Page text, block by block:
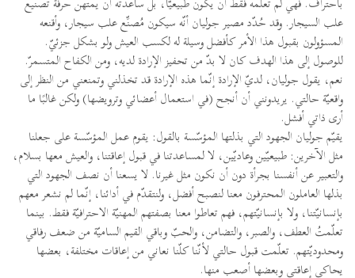
علب السيجار. وقد حُدّد مصير جوليان أنّه سيكون مُصنِّع علب سيجار، وأقنعه
المسؤولون بقبول هذا الأمر كأفضل وسيلة له لكسب العيش ولو بشكل جزئيّ.
للوصول إلى هذا الهدف كان لا بدّ من تحفيز الإرادة لديه، ومن الكفاح المتسمرّ.
نعم، يقول جوليان، لديّ الإرادة إنّما هذه الإرادة قد تخذلني وتمنعني من النظر إلى
واقعيّة حالتي. يريدونني أن أنجح (في استعمال أعضائي وترويضها) ولكن غالبًا ما
أرى ذاتي أفشل.
يقيّم جوليان الجهود التي بذلتها المؤسّسة بالقول: يقوم عمل المؤسّسة على جعلنا
مثل الآخرين: طبيعيّين وعاديّين، لا لمساعدتنا في قبول إعاقتنا، والعيش معها بسلام،
والتعبير عن أنفسنا بجرأة دون أن نكون مثل غيرنا. لا يسعنا أن نصف الجهود التي
بذلها العاملون المحترفون معنا لنصبح أفضل، ولنتقدّم في أدائنا، إنّما لم نشعر معهم
بإنسانيّتنا، ولا بإنسانيّتهم، فهم تعاطوا معنا بصفتهم المهنيّة الاحترافيّة فقط. بينما
تعلّمتُ العطف، والصبر، والتضامن، والحبّ وباقي القيم الساميّة من ضعف رفاقي
ومحدوديّتهم. تعلّمت قبول حالتي لأنّنا كلّنا نعاني من إعاقات مختلفة، بعضها
يحاكي إعاقتي وبعضها أصعب منها.